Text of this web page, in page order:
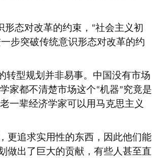
形态对改革的约束， “社会主义初
步突破传统意识形态对改革的约
转型规划并非易事。中国没有市场
家都不清楚市场这个“机器”究竟是
一辈经济学家可以用马克思主义
更追求实用性的东西，因此他们能
做出了巨大的贡献，有些人甚至直